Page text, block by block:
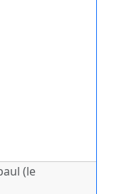
(le